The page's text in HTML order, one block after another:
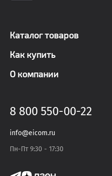
Каталог товаров
Как купить
О компании
8 800 550-00-22
info@eicom.ru
Пн-Пт 9:30 - 17:30